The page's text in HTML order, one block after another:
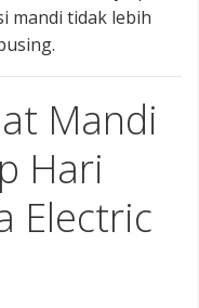
mandi tidak lebih
Mandi
Hari
Electric